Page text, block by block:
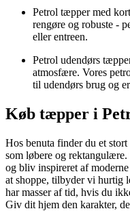
Petrol tæpper med
rengøre og robuste -
eller entreen.
Petrol udendørs
atmosfære. Vores
til udendørs brug og
Køb tæpper i
Hos benuta finder du et
som løbere og
og bliv inspireret af
at shoppe, tilbyder vi hurtig
har masser af tid, hvis du
Giv dit hjem den karakter,